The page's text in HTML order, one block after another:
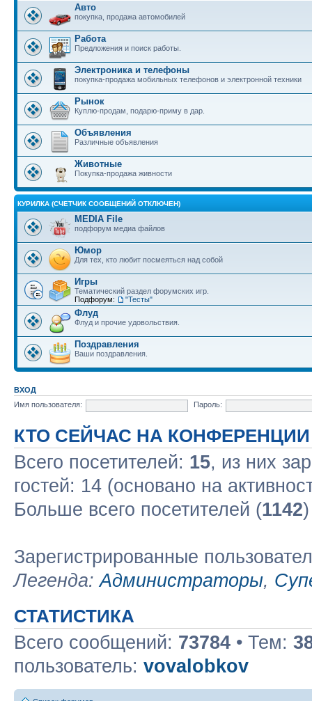
Авто
покупка, продажа автомобилей
Работа
Предложения и поиск работы.
Электроника и телефоны
покупка-продажа мобильных телефонов и электронной техники
Рынок
Куплю-продам, подарю-приму в дар.
Объявления
Различные объявления
Животные
Покупка-продажа живности
КУРИЛКА (СЧЕТЧИК СООБЩЕНИЙ ОТКЛЮЧЕН)
MEDIA File
подфорум медиа файлов
Юмор
Для тех, кто любит посмеяться над собой
Игры
Тематический раздел форумских игр.
Подфорум:
"Тесты"
Флуд
Флуд и прочие удовольствия.
Поздравления
Ваши поздравления.
ВХОД
Имя пользователя:
Пароль:
КТО СЕЙЧАС НА КОНФЕРЕНЦИИ
Всего посетителей: 15, из них
гостей: 14 (основано на
Больше всего посетителей (1142
Зарегистрированные
Легенда:Администраторы,
СТАТИСТИКА
Всего сообщений: 73784 • Тем:
пользователь: vovalobkov